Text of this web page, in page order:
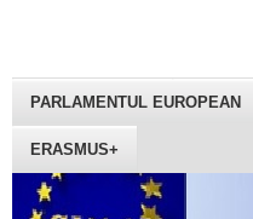
PARLAMENTUL EUROPEAN
ERASMUS+